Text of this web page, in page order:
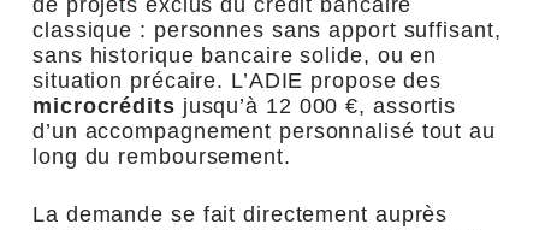
de projets exclus du crédit bancaire
classique : personnes sans apport suffisant,
sans historique bancaire solide, ou en
situation précaire. L’ADIE propose des
microcrédits jusqu’à 12 000 €, assortis
d’un accompagnement personnalisé tout au
long du remboursement.
La demande se fait directement auprès